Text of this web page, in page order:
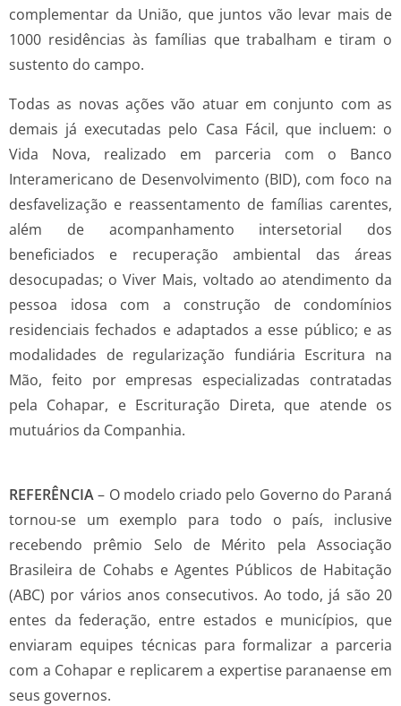
complementar da União, que juntos vão levar mais de
1000 residências às famílias que trabalham e tiram o
sustento do campo.
Todas as novas ações vão atuar em conjunto com as
demais já executadas pelo Casa Fácil, que incluem: o
Vida Nova, realizado em parceria com o Banco
Interamericano de Desenvolvimento (BID), com foco na
desfavelização e reassentamento de famílias carentes,
além de acompanhamento intersetorial dos
beneficiados e recuperação ambiental das áreas
desocupadas; o Viver Mais, voltado ao atendimento da
pessoa idosa com a construção de condomínios
residenciais fechados e adaptados a esse público; e as
modalidades de regularização fundiária Escritura na
Mão, feito por empresas especializadas contratadas
pela Cohapar, e Escrituração Direta, que atende os
mutuários da Companhia.
REFERÊNCIA– O modelo criado pelo Governo do Paraná
tornou-se um exemplo para todo o país, inclusive
recebendo prêmio Selo de Mérito pela Associação
Brasileira de Cohabs e Agentes Públicos de Habitação
(ABC) por vários anos consecutivos. Ao todo, já são 20
entes da federação, entre estados e municípios, que
enviaram equipes técnicas para formalizar a parceria
com a Cohapar e replicarem a expertise paranaense em
seus governos.